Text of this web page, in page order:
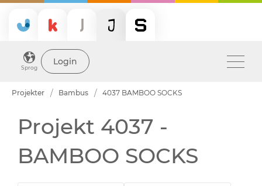
Sprog
Login
Projekter Bambus 4037 BAMBOO SOCKS
Projekt 4037 -
BAMBOO SOCKS